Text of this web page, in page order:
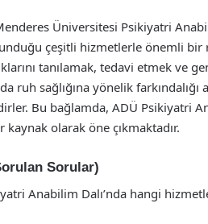
Üniversitesi Psikiyatri
çeşitli hizmetlerle önemli
tanılamak, tedavi etmek ve
ruh sağlığına yönelik
Bu bağlamda, ADÜ Psikiyatri
kaynak olarak öne çıkmaktadır.
Sorular)
Anabilim Dalı’nda hangi